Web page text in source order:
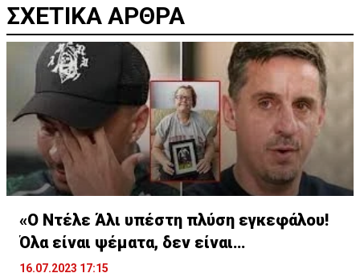
ΣΧΕΤΙΚΑ ΑΡΘΡΑ
«Ο Ντέλε Άλι υπέστη πλύση εγκεφάλου!
Όλα είναι ψέματα, δεν είναι
υιοθετημένος»
16.07.2023 17:15